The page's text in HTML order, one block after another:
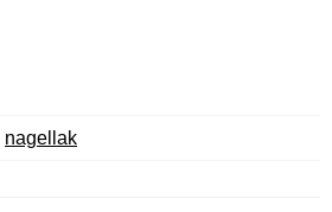
nagellak